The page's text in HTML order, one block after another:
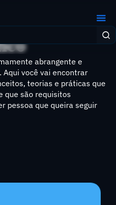
abrangente e
Aqui você vai encontrar
teorias e práticas que
que são requisitos
pessoa que queira seguir